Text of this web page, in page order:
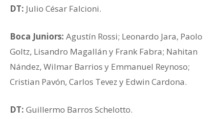
DT: Julio César Falcioni.
Boca Juniors: Agustín Rossi; Leonardo Jara, Paolo
Goltz, Lisandro Magallán y Frank Fabra; Nahitan
Nández, Wilmar Barrios y Emmanuel Reynoso;
Cristian Pavón, Carlos Tevez y Edwin Cardona.
DT: Guillermo Barros Schelotto.